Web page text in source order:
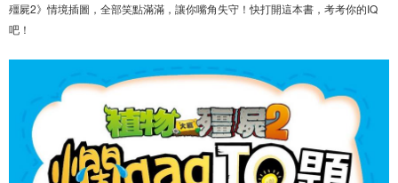
殭屍2》情境插圖，全部笑點滿滿，讓你嘴角失守！快打開這本書，考考你的IQ
吧！